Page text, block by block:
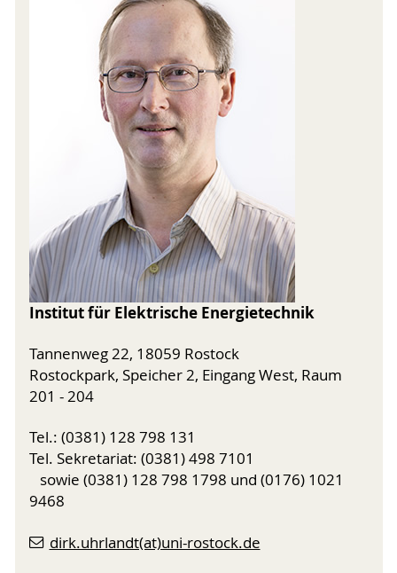
Institut für Elektrische Energietechnik
Tannenweg 22, 18059 Rostock
Rostockpark, Speicher 2, Eingang West, Raum
201 - 204
Tel.: (0381) 128 798 131
Tel. Sekretariat: (0381) 498 7101
sowie (0381) 128 798 1798 und (0176) 1021
9468
dirk.uhrlandt(at)uni-rostock.de